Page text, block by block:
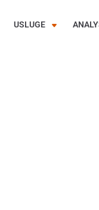
USLUGE